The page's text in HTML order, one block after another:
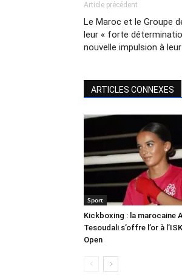
Article précédent
Le Maroc et le Groupe
leur « forte
nouvelle impulsion à
ARTICLES CONNEXES
Sport
Kickboxing : la marocaine
Tesoudali s’offre l’or à
Open